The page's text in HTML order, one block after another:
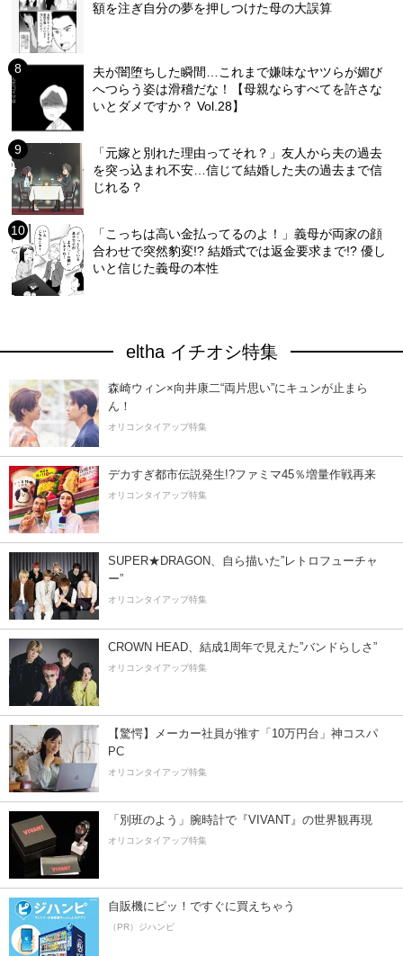
額を注ぎ自分の夢を押しつけた母の大誤算
夫が闇堕ちした瞬間…これまで嫌味なヤツらが媚び
へつらう姿は滑稽だな！【母親ならすべてを許さな
いとダメですか？ Vol.28】
「元嫁と別れた理由ってそれ？」友人から夫の過去
を突っ込まれ不安…信じて結婚した夫の過去まで信
じれる？
「こっちは高い金払ってるのよ！」義母が両家の顔
合わせで突然豹変!? 結婚式では返金要求まで!? 優し
いと信じた義母の本性
eltha イチオシ特集
森崎ウィン×向井康二“両片思い”にキュンが止まら
ん！
オリコンタイアップ特集
デカすぎ都市伝説発生!?ファミマ45％増量作戦再来
オリコンタイアップ特集
SUPER★DRAGON、自ら描いた”レトロフューチャ
ー”
オリコンタイアップ特集
CROWN HEAD、結成1周年で見えた”バンドらしさ”
オリコンタイアップ特集
【驚愕】メーカー社員が推す「10万円台」神コスパ
PC
オリコンタイアップ特集
「別班のよう」腕時計で『VIVANT』の世界観再現
オリコンタイアップ特集
自販機にピッ！ですぐに買えちゃう
（PR）ジハンピ